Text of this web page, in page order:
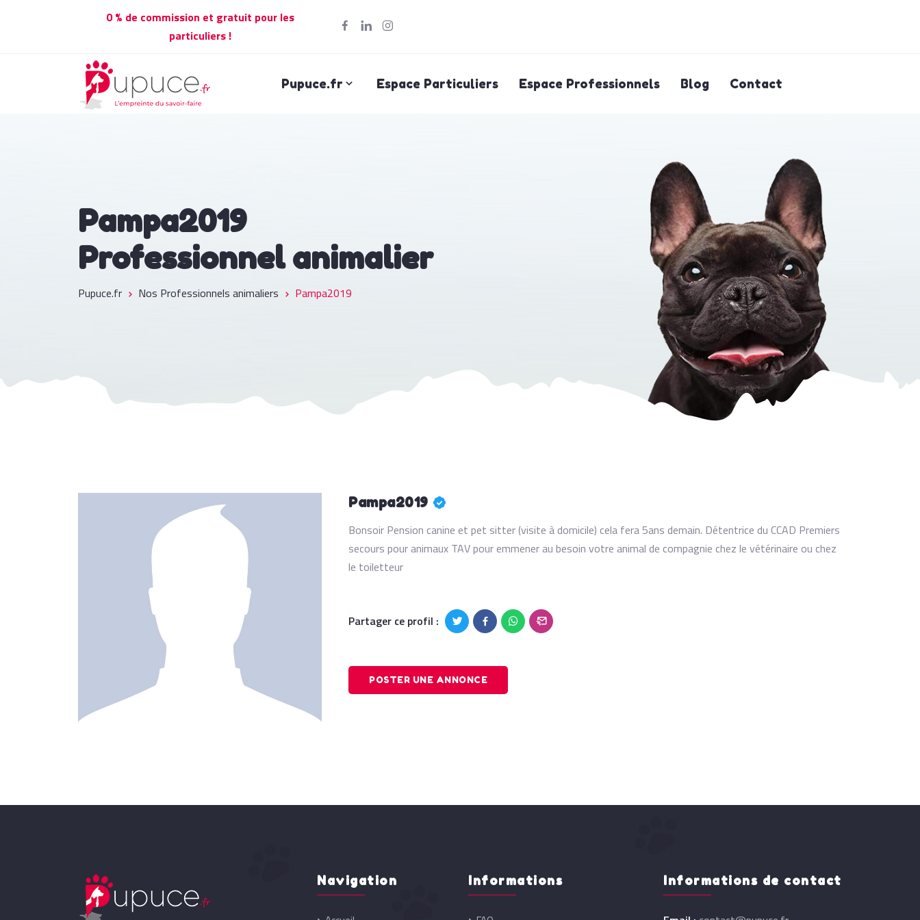
0 % de commission et gratuit pour les
particuliers !
Pupuce.fr Espace Particuliers Espace Professionnels Blog Contact
Pampa2019
Professionnel animalier
Pupuce.fr Nos Professionnels animaliers Pampa2019
Pampa2019
Bonsoir Pension canine et pet sitter (visite à domicile) cela fera 5ans demain. Détentrice du CCAD Premiers
secours pour animaux TAV pour emmener au besoin votre animal de compagnie chez le vétérinaire ou chez
le toiletteur
Partager ce profil :
POSTER UNE ANNONCE
Navigation Informations Informations de contact